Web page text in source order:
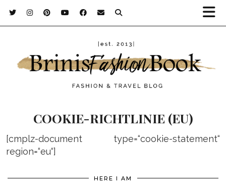
COOKIE-RICHTLINIE (EU)
[cmplz-document type=“cookie-statement“
region=“eu“]
HERE I AM